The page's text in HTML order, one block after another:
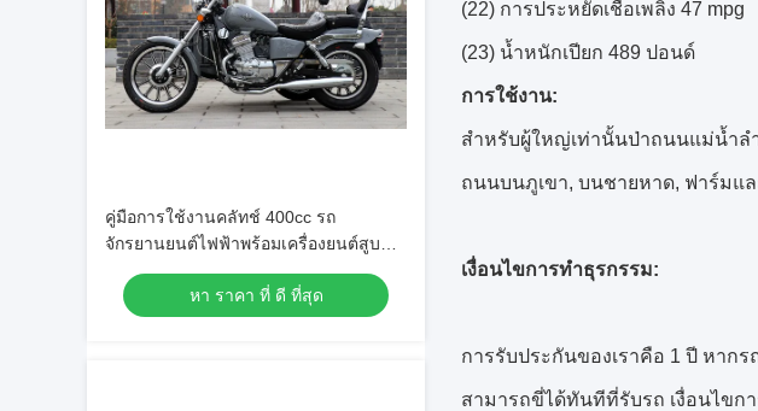
คู่มือการใช้งานคลัทช์ 400cc รถ
จักรยานยนต์ไฟฟ้าพร้อมเครื่องยนต์สูบ
เดียว Sidecar
หา ราคา ที่ ดี ที่สุด
(22) การประหยัดเชื้อเพลิง 47 mpg
(23) น้ำหนักเปียก 489 ปอนด์
การใช้งาน:
สำหรับผู้ใหญ่เท่านั้นป่าถนนแม่น้ำล
ถนนบนภูเขา, บนชายหาด, ฟาร์มแ
เงื่อนไขการทำธุรกรรม:
การรับประกันของเราคือ 1 ปี หากร
สามารถขี่ได้ทันทีที่รับรถ เงื่อนไขก